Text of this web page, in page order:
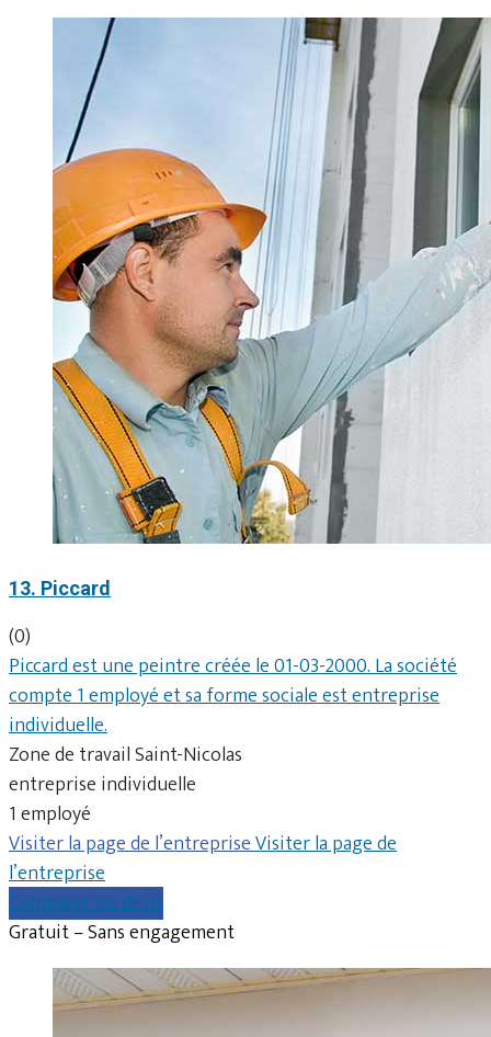
13. Piccard
(0)
Piccard est une peintre créée le 01-03-2000. La société
compte 1 employé et sa forme sociale est entreprise
individuelle.
Zone de travail Saint-Nicolas
entreprise individuelle
1 employé
Visiter la page de l’entrepriseVisiter la page de
l’entreprise
Comparer les devis
Gratuit – Sans engagement